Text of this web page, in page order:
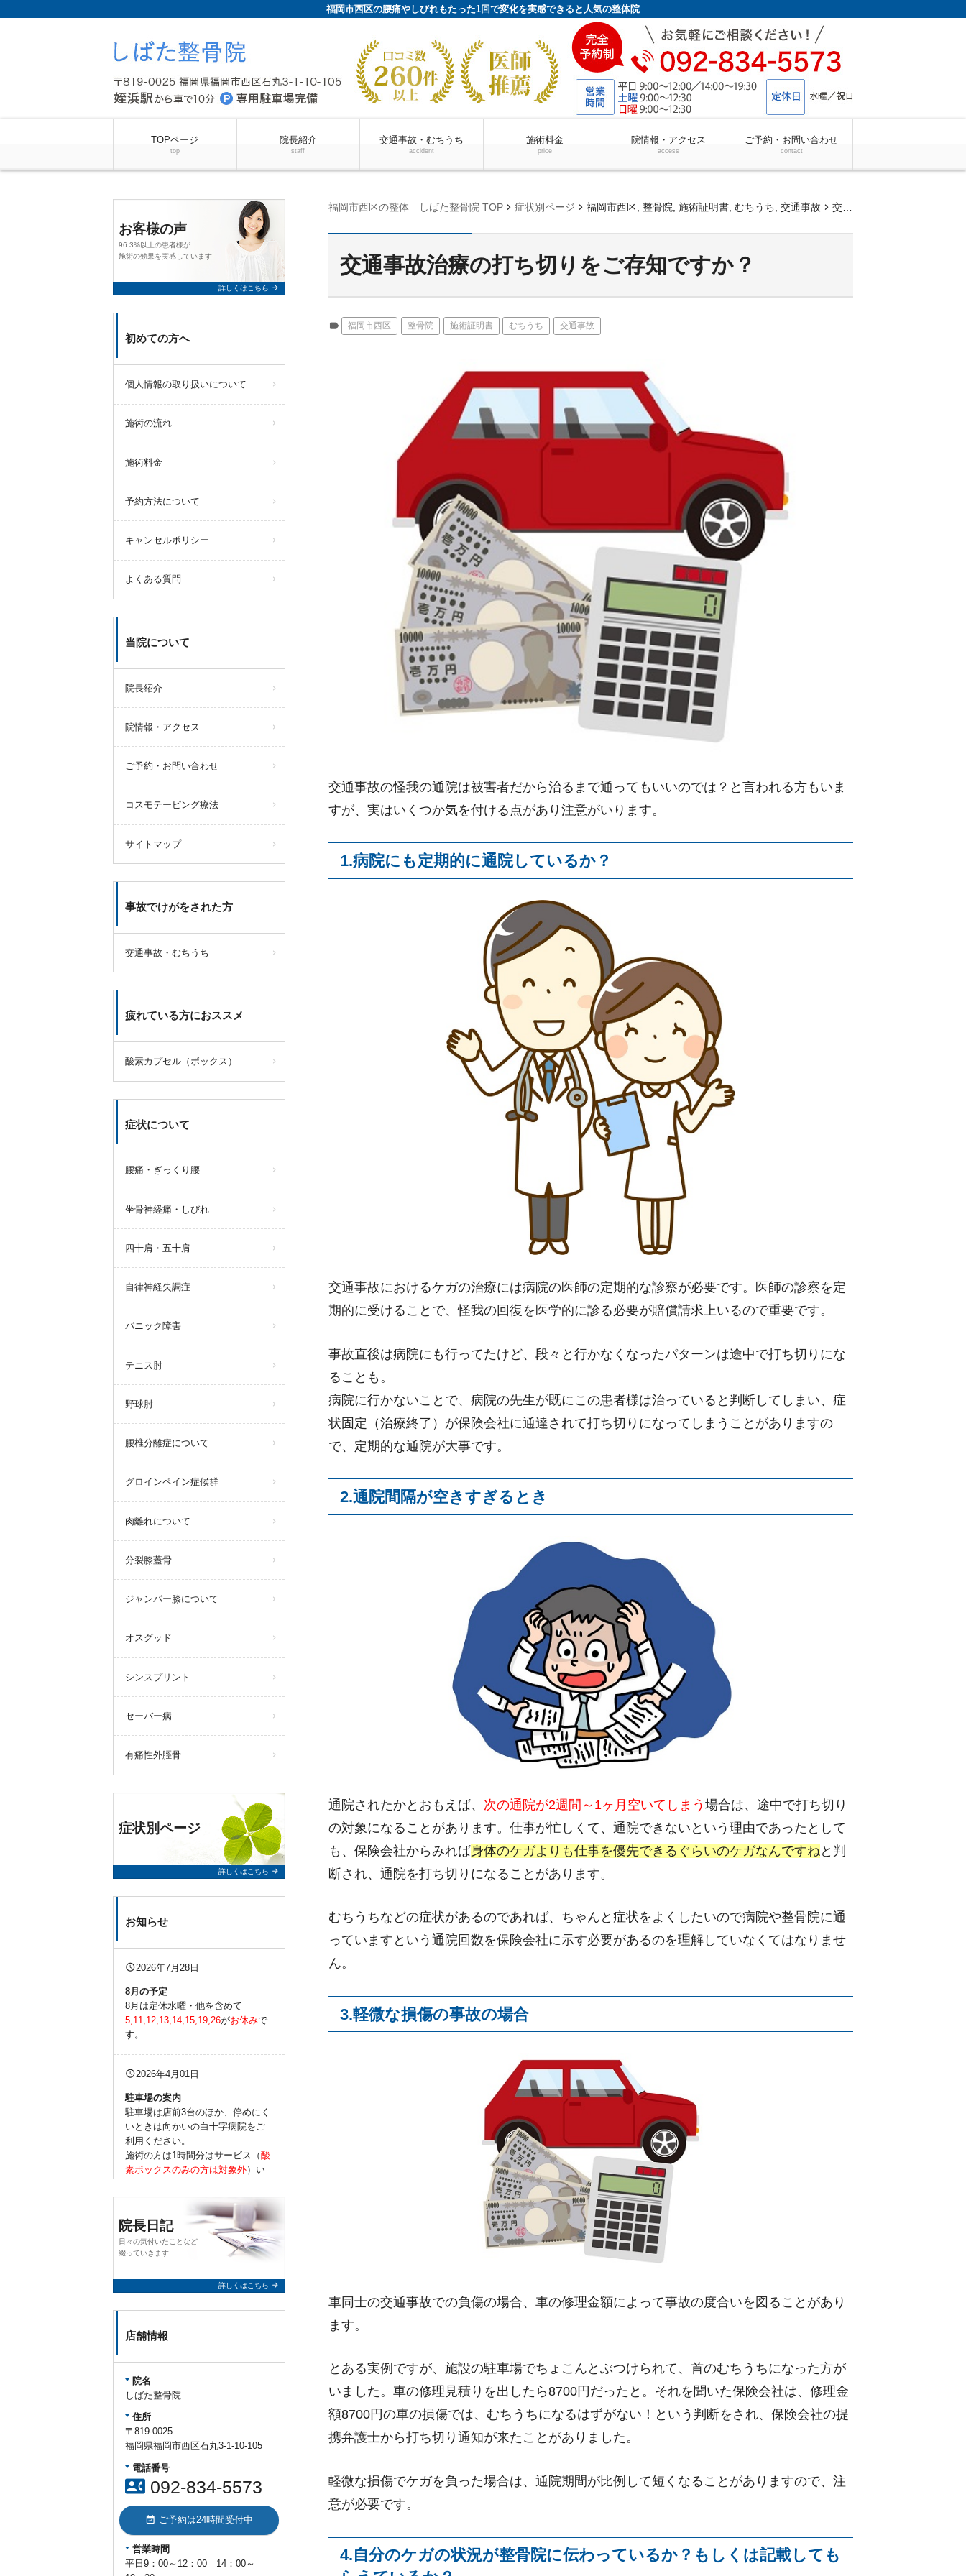
福岡市西区の腰痛やしびれもたった1回で変化を実感できると人気の整体院
TOPページ
top
院長紹介
staff
交通事故・むちうち
accident
施術料金
price
院情報・アクセス
access
ご予約・お問い合わせ
contact
福岡市西区の整体 しばた整骨院 TOP chevron_right 症状別ページ chevron_right 福岡市西区, 整骨院, 施術証明書, むちうち, 交通事故 chevron_right 交通事故治療の打ち切りをご存知ですか？
交通事故治療の打ち切りをご存知ですか？
label 福岡市西区 整骨院 施術証明書 むちうち 交通事故
交通事故の怪我の通院は被害者だから治るまで通ってもいいのでは？と言われる方もいま
すが、実はいくつか気を付ける点があり注意がいります。
1.病院にも定期的に通院しているか？
交通事故におけるケガの治療には病院の医師の定期的な診察が必要です。医師の診察を定
期的に受けることで、怪我の回復を医学的に診る必要が賠償請求上いるので重要です。
事故直後は病院にも行ってたけど、段々と行かなくなったパターンは途中で打ち切りにな
ることも。
病院に行かないことで、病院の先生が既にこの患者様は治っていると判断してしまい、症
状固定（治療終了）が保険会社に通達されて打ち切りになってしまうことがありますの
で、定期的な通院が大事です。
2.通院間隔が空きすぎるとき
通院されたかとおもえば、 次の通院が2週間～1ヶ月空いてしまう 場合は、途中で打ち切り
の対象になることがあります。仕事が忙しくて、通院できないという理由であったとして
も、保険会社からみれば身体のケガよりも仕事を優先できるぐらいのケガなんですね と判
断され、通院を打ち切りになることがあります。
むちうちなどの症状があるのであれば、ちゃんと症状をよくしたいので病院や整骨院に通
っていますという通院回数を保険会社に示す必要があるのを理解していなくてはなりませ
ん。
3.軽微な損傷の事故の場合
車同士の交通事故での負傷の場合、車の修理金額によって事故の度合いを図ることがあり
ます。
とある実例ですが、施設の駐車場でちょこんとぶつけられて、首のむちうちになった方が
いました。車の修理見積りを出したら8700円だったと。それを聞いた保険会社は、修理金
額8700円の車の損傷では、むちうちになるはずがない！という判断をされ、保険会社の提
携弁護士から打ち切り通知が来たことがありました。
軽微な損傷でケガを負った場合は、通院期間が比例して短くなることがありますので、注
意が必要です。
4.自分のケガの状況が整骨院に伝わっているか？もしくは記載しても
お客様の声
96.3%以上の患者様が
施術の効果を実感しています
詳しくはこちら arrow_forward
初めての方へ
個人情報の取り扱いについて
施術の流れ
施術料金
予約方法について
キャンセルポリシー
よくある質問
当院について
院長紹介
院情報・アクセス
ご予約・お問い合わせ
コスモテーピング療法
サイトマップ
事故でけがをされた方
交通事故・むちうち
疲れている方におススメ
酸素カプセル（ボックス）
症状について
腰痛・ぎっくり腰
坐骨神経痛・しびれ
四十肩・五十肩
自律神経失調症
パニック障害
テニス肘
野球肘
腰椎分離症について
グロインペイン症候群
肉離れについて
分裂膝蓋骨
ジャンパー膝について
オスグッド
シンスプリント
セーバー病
有痛性外脛骨
症状別ページ
詳しくはこちら arrow_forward
お知らせ
query_builder2026年7月28日
8月の予定
8月は定休水曜・他を含めて
5,11,12,13,14,15,19,26がお休みで
す。
query_builder2026年4月01日
駐車場の案内
駐車場は店前3台のほか、停めにく
いときは向かいの白十字病院をご
利用ください。
施術の方は1時間分はサービス（酸
素ボックスのみの方は対象外）い
他店舗への駐車はご遠慮くださ
詳しくはスタッフかコチラをご参
照ください。
院長日記
日々の気付いたことなど
綴っていきます
詳しくはこちら arrow_forward
店舗情報
院名
しばた整骨院
住所
〒819-0025
福岡県福岡市西区石丸3-1-10-105
電話番号
contact_phone 092-834-5573
event_available ご予約は24時間受付中
営業時間
平日9：00～12：00 14：00～